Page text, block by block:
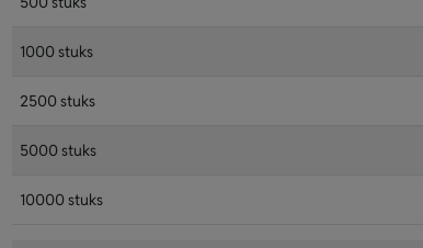
1000 stuks
2500 stuks
5000 stuks
10000 stuks